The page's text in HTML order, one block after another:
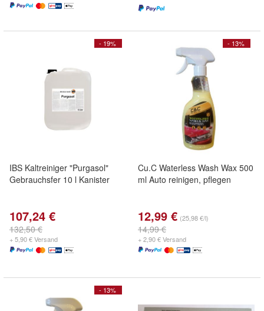
- 19%
IBS Kaltreiniger "Purgasol"
Gebrauchsfer 10 l Kanister
107,24 €
132,50 €
+ 5,90 € Versand
- 13%
Cu.C Waterless Wash Wax 500
ml Auto reinigen, pflegen
12,99 € (25,98 €/l)
14,99 €
+ 2,90 € Versand
- 13%